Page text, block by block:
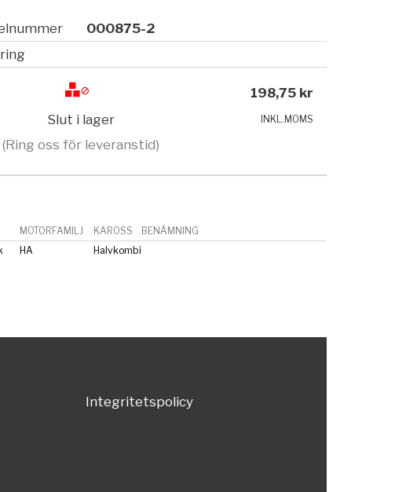
000875-2
Slut i lager
(Ring oss för leveranstid)
198,75 kr
INKL.MOMS
MOTORFAMILJ KAROSS
BENÄMNING
HA Halvkombi
Integritetspolicy